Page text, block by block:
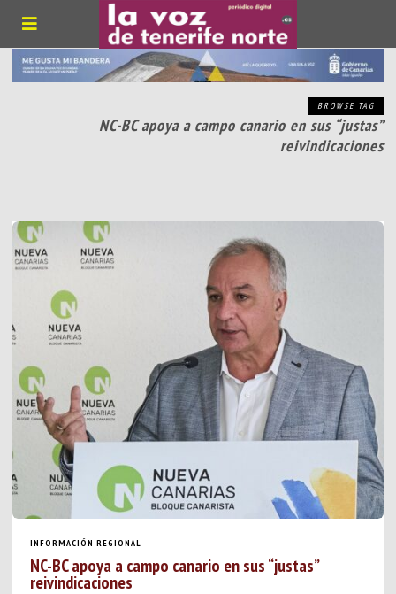
BROWSE TAG
NC-BC apoya a campo canario en sus “justas”
reivindicaciones
INFORMACIÓN REGIONAL
NC-BC apoya a campo canario en sus “justas”
reivindicaciones